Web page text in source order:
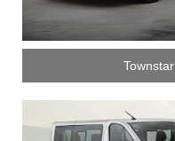
Townstar